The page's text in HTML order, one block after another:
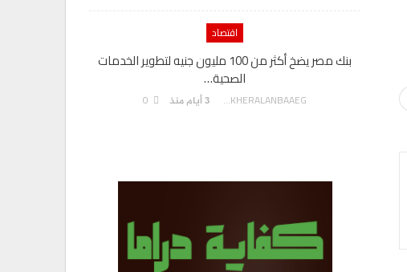
اقتصاد
بنك مصر يضخ أكثر من 100 مليون جنيه لتطوير الخدمات
الصحية…
AKHERALANBAAEG 3 أيام منذ